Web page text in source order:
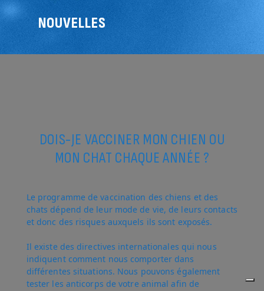
NOUVELLES
DOIS-JE VACCINER MON CHIEN OU
MON CHAT CHAQUE ANNÉE ?
Le programme de vaccination des chiens et des
chats dépend de leur mode de vie, de leurs contacts
et donc des risques auxquels ils sont exposés.
Il existe des directives internationales qui nous
indiquent comment nous comporter dans
différentes situations. Nous pouvons également
tester les anticorps de votre animal afin de